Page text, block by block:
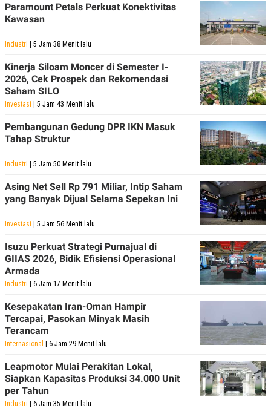
Paramount Petals Perkuat Konektivitas
Kawasan
Industri | 5 Jam 38 Menit lalu
Kinerja Siloam Moncer di Semester I-
2026, Cek Prospek dan Rekomendasi
Saham SILO
Investasi | 5 Jam 43 Menit lalu
Pembangunan Gedung DPR IKN Masuk
Tahap Struktur
Industri | 5 Jam 50 Menit lalu
Asing Net Sell Rp 791 Miliar, Intip Saham
yang Banyak Dijual Selama Sepekan Ini
Investasi | 5 Jam 56 Menit lalu
Isuzu Perkuat Strategi Purnajual di
GIIAS 2026, Bidik Efisiensi Operasional
Armada
Industri | 6 Jam 17 Menit lalu
Kesepakatan Iran-Oman Hampir
Tercapai, Pasokan Minyak Masih
Terancam
Internasional | 6 Jam 29 Menit lalu
Leapmotor Mulai Perakitan Lokal,
Siapkan Kapasitas Produksi 34.000 Unit
per Tahun
Industri | 6 Jam 35 Menit lalu